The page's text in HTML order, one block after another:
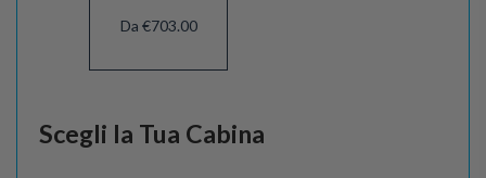
Da €703.00
Scegli la Tua Cabina